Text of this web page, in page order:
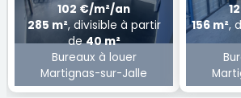
102 €/m²/an
285 m², divisible à partir
de40 m²
Bureaux à louer
Martignas-sur-Jalle
156 m²,